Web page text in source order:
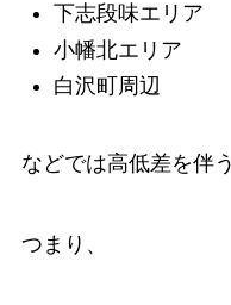
下志段味エリア
小幡北エリア
白沢町周辺
などでは高低差を伴
つまり、